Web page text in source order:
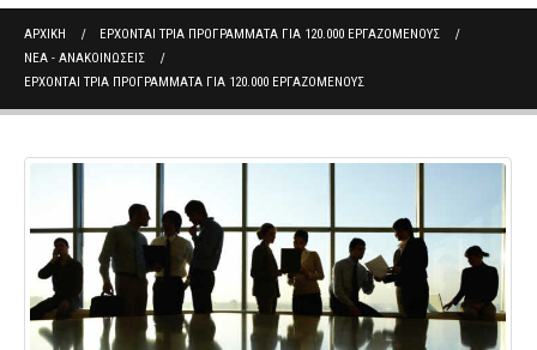
ΑΡΧΙΚΉ
ΈΡΧΟΝΤΑΙ ΤΡΊΑ ΠΡΟΓΡΆΜΜΑΤΑ ΓΙΑ 120.000 ΕΡΓΑΖΌΜΕΝΟΥΣ
ΝΈΑ - ΑΝΑΚΟΙΝΏΣΕΙΣ
ΈΡΧΟΝΤΑΙ ΤΡΊΑ ΠΡΟΓΡΆΜΜΑΤΑ ΓΙΑ 120.000 ΕΡΓΑΖΌΜΕΝΟΥΣ